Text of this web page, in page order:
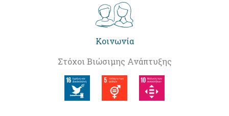
Κοινωνία
Στόχοι Βιώσιμης Ανάπτυξης